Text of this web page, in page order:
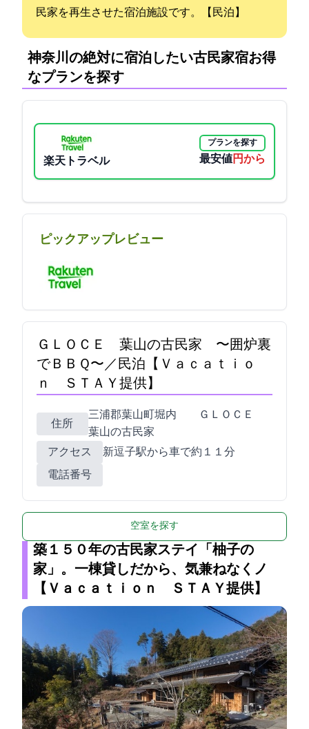
民家を再生させた宿泊施設です。【民泊】
神奈川の絶対に宿泊したい古民家宿:お得
なプランを探す
楽天トラベル
プランを探す
最安値9200円から
ピックアップレビュー
ＧＬＯＣＥ 葉山の古民家 〜囲炉裏
でＢＢＱ〜／民泊【Ｖａｃａｔｉｏ
ｎ ＳＴＡＹ提供】
住所
三浦郡葉山町堀内 2171-2 ＧＬＯＣＥ
葉山の古民家
アクセス
新逗子駅から車で約１１分
電話番号
空室を探す
築１５０年の古民家ステイ「柚子の
家」。一棟貸しだから、気兼ねなくノ
【Ｖａｃａｔｉｏｎ ＳＴＡＹ提供】